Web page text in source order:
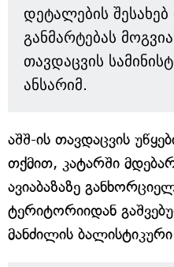
დეტალების
განმარტებას
თავდაცვის
ანსარიმ.
აშშ-ის თავდაცვის
თქმით, კატარში
ავიაბაზაზე
ტერიტორიიდან
მანძილის